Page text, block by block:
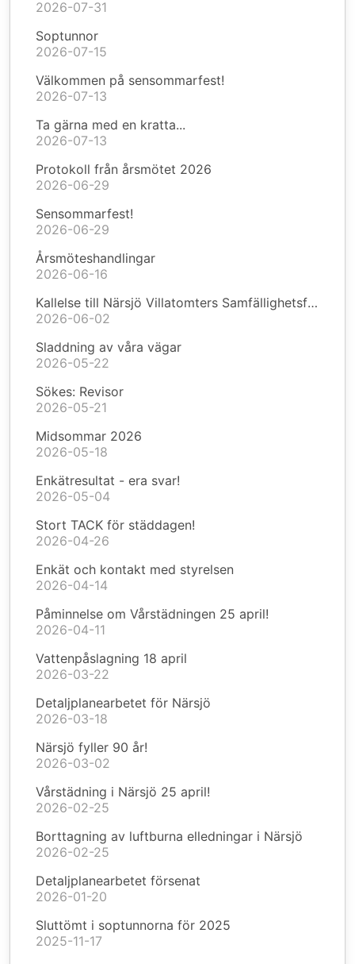
2026-07-31
Soptunnor
2026-07-15
Välkommen på sensommarfest!
2026-07-13
Ta gärna med en kratta...
2026-07-13
Protokoll från årsmötet 2026
2026-06-29
Sensommarfest!
2026-06-29
Årsmöteshandlingar
2026-06-16
Kallelse till Närsjö Villatomters Samfällighetsförening årsmöte 2026
2026-06-02
Sladdning av våra vägar
2026-05-22
Sökes: Revisor
2026-05-21
Midsommar 2026
2026-05-18
Enkätresultat - era svar!
2026-05-04
Stort TACK för städdagen!
2026-04-26
Enkät och kontakt med styrelsen
2026-04-14
Påminnelse om Vårstädningen 25 april!
2026-04-11
Vattenpåslagning 18 april
2026-03-22
Detaljplanearbetet för Närsjö
2026-03-18
Närsjö fyller 90 år!
2026-03-02
Vårstädning i Närsjö 25 april!
2026-02-25
Borttagning av luftburna elledningar i Närsjö
2026-02-25
Detaljplanearbetet försenat
2026-01-20
Sluttömt i soptunnorna för 2025
2025-11-17